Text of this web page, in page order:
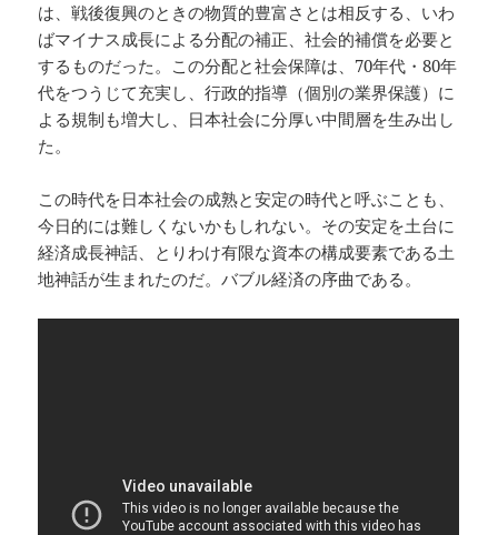
は、戦後復興のときの物質的豊富さとは相反する、いわ
ばマイナス成長による分配の補正、社会的補償を必要と
するものだった。この分配と社会保障は、70年代・80年
代をつうじて充実し、行政的指導（個別の業界保護）に
よる規制も増大し、日本社会に分厚い中間層を生み出し
た。
この時代を日本社会の成熟と安定の時代と呼ぶことも、
今日的には難しくないかもしれない。その安定を土台に
経済成長神話、とりわけ有限な資本の構成要素である土
地神話が生まれたのだ。バブル経済の序曲である。